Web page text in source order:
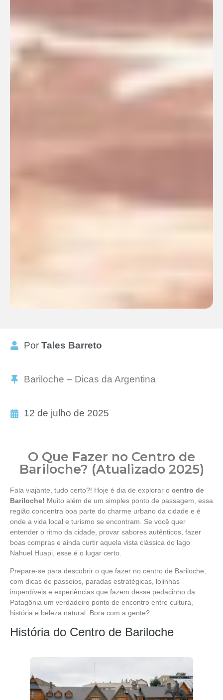
Por Tales Barreto
Bariloche – Dicas da Argentina
12 de julho de 2025
O Que Fazer no Centro de
Bariloche? (Atualizado 2025)
Fala viajante, tudo certo?! Hoje é dia de explorar o centro de
Bariloche! Muito além de um simples ponto de passagem, essa
região concentra boa parte do charme urbano da cidade e é
onde a vida local e turismo se encontram. Se você quer
entender o ritmo da cidade, provar sabores autênticos, fazer
boas compras e ainda curtir aquela vista clássica do lago
Nahuel Huapi, esse é o lugar certo.
Prepare-se para descobrir o que fazer no centro de Bariloche,
com dicas de passeios, paradas estratégicas, lojinhas
imperdíveis e experiências que fazem desse pedacinho da
Patagônia um verdadeiro ponto de encontro entre cultura,
história e beleza natural. Bora com a gente?
História do Centro de Bariloche